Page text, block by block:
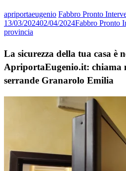
apriportaeugenio Fabbro Pronto
13/03/202402/04/2024Fabbro Pronto
provincia
La sicurezza della tua casa è
ApriportaEugenio.it: chiama
serrande Granarolo Emilia